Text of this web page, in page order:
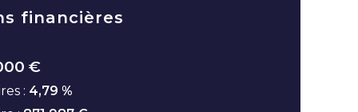
financières
€
: 4,79 %